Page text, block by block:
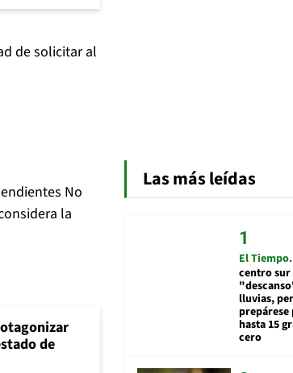
de solicitar al
No
la
de
Las más leídas
El Tiempo
centro
lluvias,
hasta 15
cero